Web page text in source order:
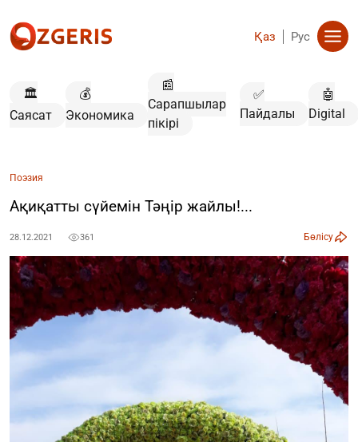
Қаз Рус
🏛️
Саясат
💰
Экономика
📰
Сарапшылар
пікірі
✅
Пайдалы
🤖
Digital
Поэзия
Ақиқатты сүйемін Тәңір жайлы!...
28.12.2021 361 Бөлісу